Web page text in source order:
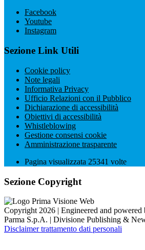
Facebook
Youtube
Instagram
Sezione Link Utili
Cookie policy
Note legali
Informativa Privacy
Ufficio Relazioni con il Pubblico
Dichiarazione di accessibilità
Obiettivi di accessibilità
Whistleblowing
Gestione consensi cookie
Amministrazione trasparente
Pagina visualizzata 25341 volte
Sezione Copyright
Copyright 2026 | Engineered and
Parma S.p.A. | Divisione Publishing &
Disclaimer trattamento dati personali